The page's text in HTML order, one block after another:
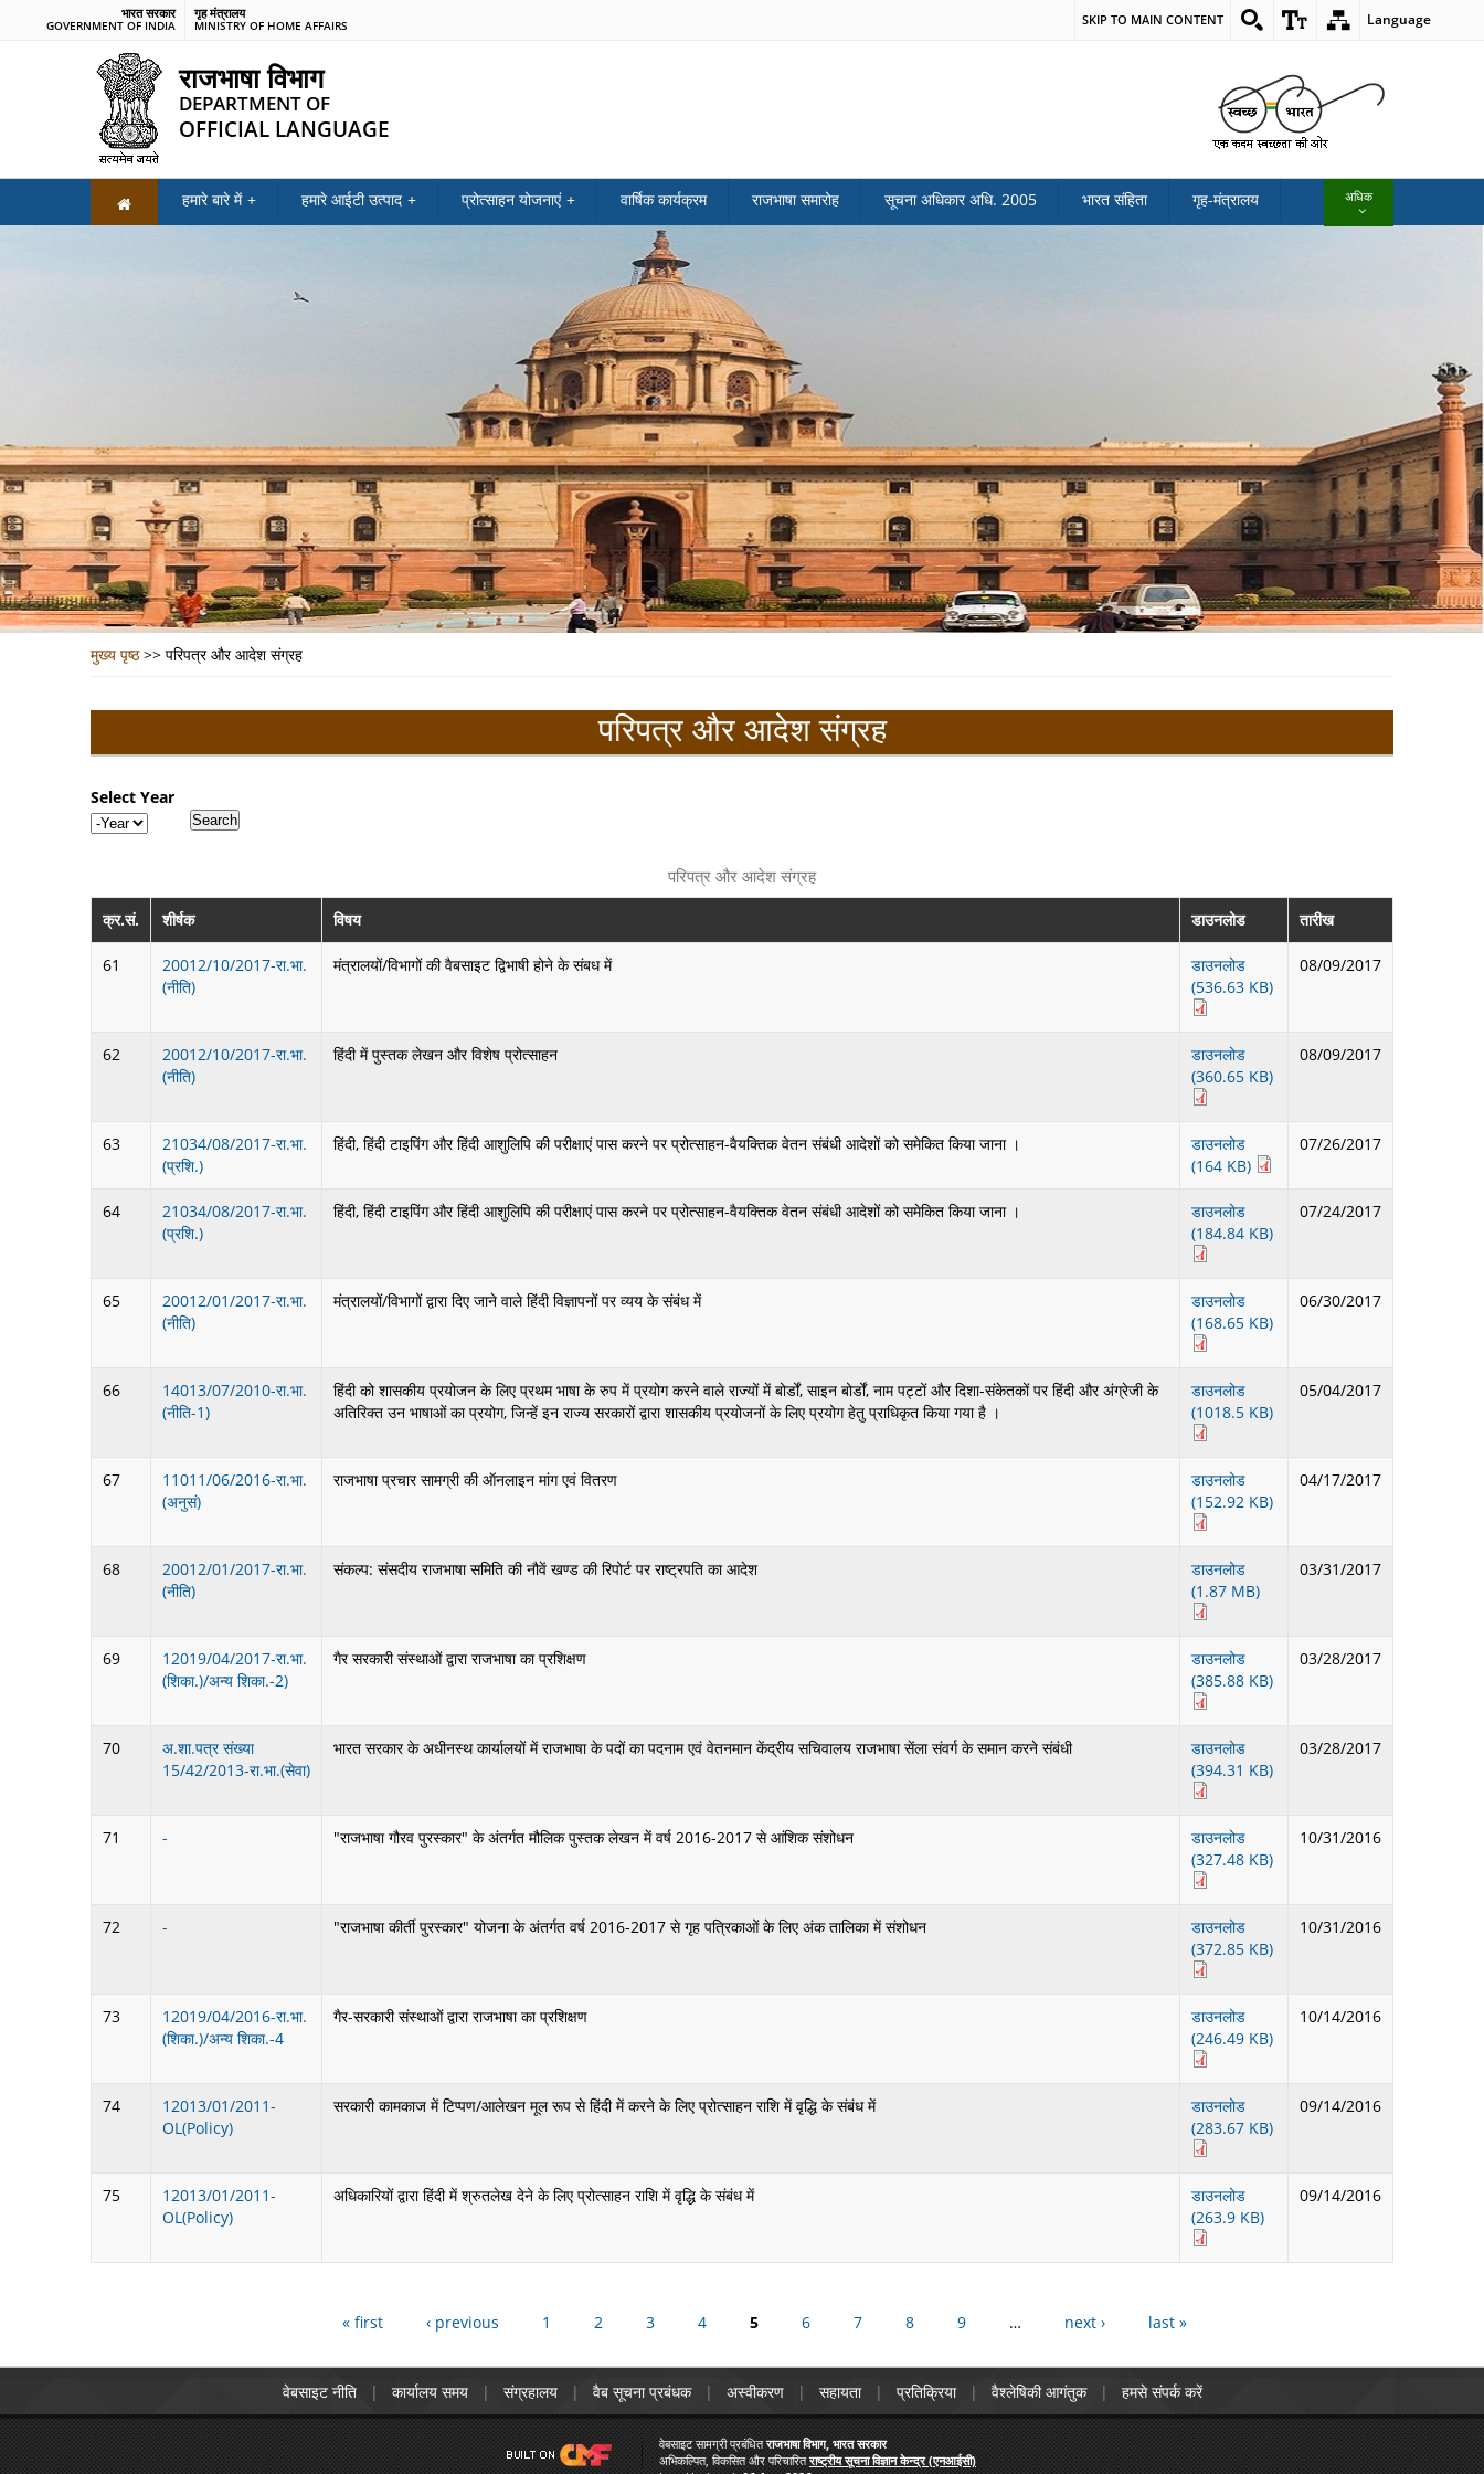
भारत सरकार
GOVERNMENT OF INDIA
गृह मंत्रालय
MINISTRY OF HOME AFFAIRS SKIP TO MAIN CONTENT Language
राजभाषा विभाग
DEPARTMENT OF
OFFICIAL LANGUAGE
हमारे बारे में हमारे आईटी उत्पाद प्रोत्साहन योजनाएं वार्षिक कार्यक्रम राजभाषा समारोह सूचना अधिकार अधि. 2005 भारत संहिता गृह-मंत्रालय अधिक
मुख्य पृष्ठ >> परिपत्र और आदेश संग्रह
परिपत्र और आदेश संग्रह
Select Year
Year
परिपत्र और आदेश संग्रह
क्र.सं. शीर्षक विषय डाउनलोड तारीख
61
20012/10/2017-रा.भा.
(नीति)
मंत्रालयों/विभागों की वैबसाइट द्विभाषी होने के संबध में
डाउनलोड
(536.63 KB)
08/09/2017
62
20012/10/2017-रा.भा.
(नीति)
हिंदी में पुस्तक लेखन और विशेष प्रोत्साहन
डाउनलोड
(360.65 KB)
08/09/2017
63
21034/08/2017-रा.भा.
(प्रशि.)
हिंदी, हिंदी टाइपिंग और हिंदी आशुलिपि की परीक्षाएं पास करने पर प्रोत्साहन-वैयक्तिक वेतन संबंधी आदेशों को समेकित किया जाना ।
डाउनलोड
(164 KB)
07/26/2017
64
21034/08/2017-रा.भा.
(प्रशि.)
हिंदी, हिंदी टाइपिंग और हिंदी आशुलिपि की परीक्षाएं पास करने पर प्रोत्साहन-वैयक्तिक वेतन संबंधी आदेशों को समेकित किया जाना ।
डाउनलोड
(184.84 KB)
07/24/2017
65
20012/01/2017-रा.भा.
(नीति)
मंत्रालयों/विभागों द्वारा दिए जाने वाले हिंदी विज्ञापनों पर व्यय के संबंध में
डाउनलोड
(168.65 KB)
06/30/2017
66
14013/07/2010-रा.भा.
(नीति-1)
हिंदी को शासकीय प्रयोजन के लिए प्रथम भाषा के रुप में प्रयोग करने वाले राज्यों में बोर्डों, साइन बोर्डों, नाम पट्टों और दिशा-संकेतकों पर हिंदी और अंग्रेजी के
अतिरिक्त उन भाषाओं का प्रयोग, जिन्हें इन राज्य सरकारों द्वारा शासकीय प्रयोजनों के लिए प्रयोग हेतु प्राधिकृत किया गया है ।
डाउनलोड
(1018.5 KB)
05/04/2017
67
11011/06/2016-रा.भा.
(अनुसं)
राजभाषा प्रचार सामग्री की ऑनलाइन मांग एवं वितरण
डाउनलोड
(152.92 KB)
04/17/2017
68
20012/01/2017-रा.भा.
(नीति)
संकल्प: संसदीय राजभाषा समिति की नौवें खण्ड की रिपोर्ट पर राष्ट्रपति का आदेश
डाउनलोड
(1.87 MB)
03/31/2017
69
12019/04/2017-रा.भा.
(शिका.)/अन्य शिका.-2)
गैर सरकारी संस्थाओं द्वारा राजभाषा का प्रशिक्षण
डाउनलोड
(385.88 KB)
03/28/2017
70
अ.शा.पत्र संख्या
15/42/2013-रा.भा.(सेवा)
भारत सरकार के अधीनस्थ कार्यालयों में राजभाषा के पदों का पदनाम एवं वेतनमान केंद्रीय सचिवालय राजभाषा सेंला संवर्ग के समान करने संबंधी
डाउनलोड
(394.31 KB)
03/28/2017
71 - "राजभाषा गौरव पुरस्कार" के अंतर्गत मौलिक पुस्तक लेखन में वर्ष 2016-2017 से आंशिक संशोधन
डाउनलोड
(327.48 KB)
10/31/2016
72 - "राजभाषा कीर्ती पुरस्कार" योजना के अंतर्गत वर्ष 2016-2017 से गृह पत्रिकाओं के लिए अंक तालिका में संशोधन
डाउनलोड
(372.85 KB)
10/31/2016
73
12019/04/2016-रा.भा.
(शिका.)/अन्य शिका.-4
गैर-सरकारी संस्थाओं द्वारा राजभाषा का प्रशिक्षण
डाउनलोड
(246.49 KB)
10/14/2016
74
12013/01/2011-
OL(Policy)
सरकारी कामकाज में टिप्पण/आलेखन मूल रूप से हिंदी में करने के लिए प्रोत्साहन राशि में वृद्धि के संबंध में
डाउनलोड
(283.67 KB)
09/14/2016
75
12013/01/2011-
OL(Policy)
अधिकारियों द्वारा हिंदी में श्रुतलेख देने के लिए प्रोत्साहन राशि में वृद्धि के संबंध में
डाउनलोड
(263.9 KB)
09/14/2016
Pages
« first ‹ previous 1 2 3 4 5 6 7 8 9 … next › last »
वेबसाइट नीति कार्यालय समय संग्रहालय वैब सूचना प्रबंधक अस्वीकरण सहायता प्रतिक्रिया वैश्लेषिकी आगंतुक हमसे संपर्क करें
वेबसाइट सामग्री प्रबंधितराजभाषा विभाग, भारत सरकार
अभिकल्पित, विकसित और परिचारितराष्ट्रीय सूचना विज्ञान केन्द्र (एनआईसी)